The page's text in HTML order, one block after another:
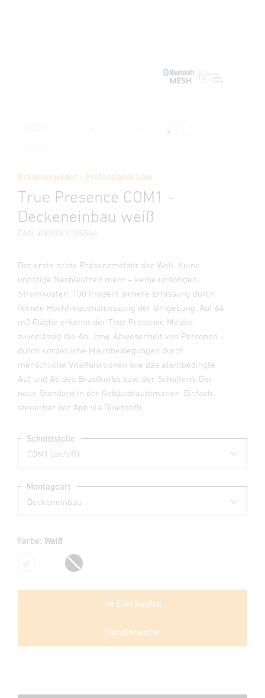
Präsenzmelder - Professional Line
True Presence COM1 -
Deckeneinbau weiß
EAN 4007841085544
Der erste echte Präsenzmelder der Welt. Keine
unnötige Nachlaufzeit mehr – keine unnötigen
Stromkosten. 100 Prozent sichere Erfassung durch
feinste Hochfrequenzmessung der Umgebung. Auf 64
m2 Fläche erkennt der True Presence Melder
zuverlässig die An- bzw. Abwesenheit von Personen –
durch körperliche Mikrobewegungen durch
menschliche Vitalfunktionen wie das atembedingte
Auf und Ab des Brustkorbs bzw. der Schultern. Der
neue Standard in der Gebäudeautomation. Einfach
steuerbar per App via Bluetooth.
Schnittstelle
Montageart
Farbe: Weiß
Weiß Schwarz
Im EGH kaufen
Händlersuche